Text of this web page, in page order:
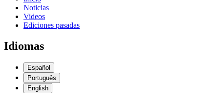
Noticias
Videos
Ediciones pasadas
Idiomas
Español
Português
English